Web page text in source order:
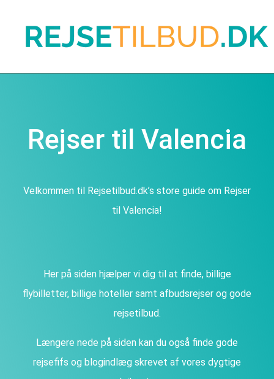
Rejser til Valencia
Velkommen til Rejsetilbud.dk’s store guide om Rejser
til Valencia!
Her på siden hjælper vi dig til at finde, billige
flybilletter, billige hoteller samt afbudsrejser og gode
rejsetilbud.
Længere nede på siden kan du også finde gode
rejsefifs og blogindlæg skrevet af vores dygtige